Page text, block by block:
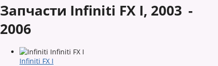
Запчасти Infiniti FX I, 2003 -
2006
Infiniti FX I